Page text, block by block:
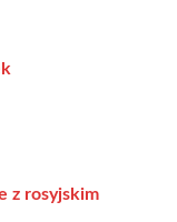
z rosyjskim